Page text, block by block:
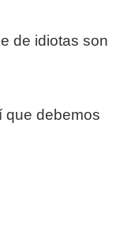
de idiotas son
que debemos